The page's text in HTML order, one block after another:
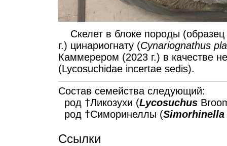
Скелет в блоке породы
г.) цинариогнату (Cynariognathus
Каммерером (2023 г.) в качестве
(Lycosuchidae incertae sedis).
Состав семейства следующий:
род †Ликозухи (Lycosuchus
род †Симоринеллы (Simorhinella
Ссылки